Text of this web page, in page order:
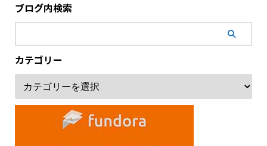
ブログ内検索
カテゴリー